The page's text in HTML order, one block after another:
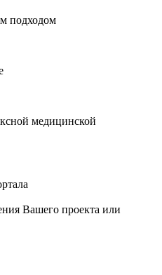
подходом
медицинской
Вашего проекта или